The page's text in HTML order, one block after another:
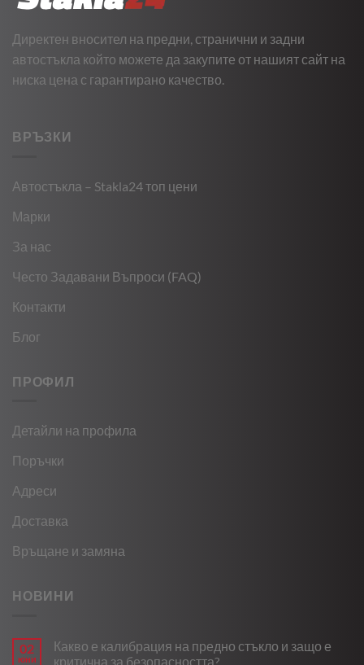
Директен вносител на предни, странични и задни
автостъкла който можете да закупите от нашият сайт на
ниска цена с гарантирано качество.
ВРЪЗКИ
Автостъкла – Stakla24 топ цени
Марки
За нас
Често Задавани Въпроси (FAQ)
Контакти
Блог
ПРОФИЛ
Детайли на профила
Поръчки
Адреси
Доставка
Връщане и замяна
НОВИНИ
02
юни
Какво е калибрация на предно стъкло и защо е
критична за безопасността?